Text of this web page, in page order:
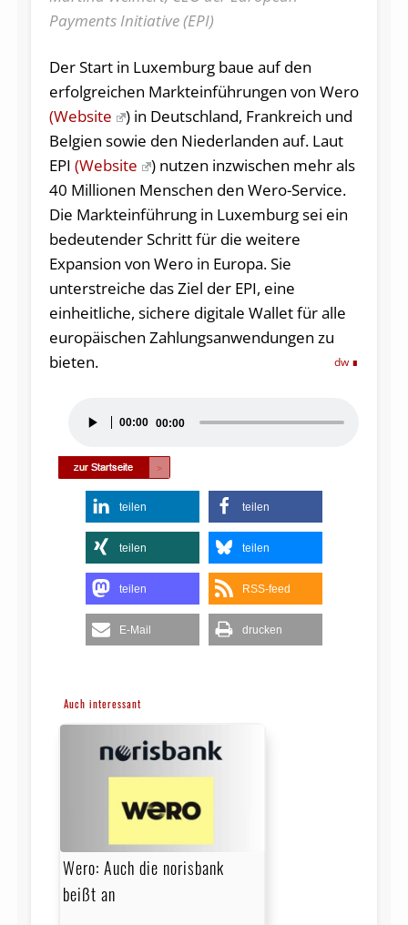
Payments Initiative (EPI)
Der Start in Luxemburg baue auf den
erfolgreichen Markteinführungen von Wero
(Website
) in Deutschland, Frankreich und
Belgien sowie den Niederlanden auf. Laut
EPI (Website
) nutzen inzwischen mehr als
40 Millionen Menschen den Wero-Service.
Die Markteinführung in Luxemburg sei ein
bedeutender Schritt für die weitere
Expansion von Wero in Europa. Sie
unterstreiche das Ziel der EPI, eine
einheitliche, sichere digitale Wallet für alle
europäischen Zahlungsanwendungen zu
bieten.
dw
Player
00:00 00:00
teilen teilen
teilen teilen
teilen RSS-feed
E-Mail drucken
Auch interessant
Wero: Auch die norisbank
beißt an